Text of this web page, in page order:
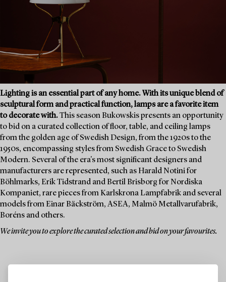
Lighting is an essential part of any home. With its unique blend of
sculptural form and practical function, lamps are a favorite item
to decorate with.This season Bukowskis presents an opportunity
to bid on a curated collection of floor, table, and ceiling lamps
from the golden age of Swedish Design, from the 1920s to the
1950s, encompassing styles from Swedish Grace to Swedish
Modern. Several of the era's most significant designers and
manufacturers are represented, such as Harald Notini for
Böhlmarks, Erik Tidstrand and Bertil Brisborg for Nordiska
Kompaniet, rare pieces from Karlskrona Lampfabrik and several
models from Einar Bäckström, ASEA, Malmö Metallvarufabrik,
Boréns and others.
We invite you to explore the curated selection and bid on your favourites.